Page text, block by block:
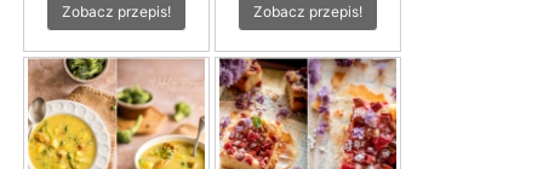
Zobacz przepis! Zobacz przepis!